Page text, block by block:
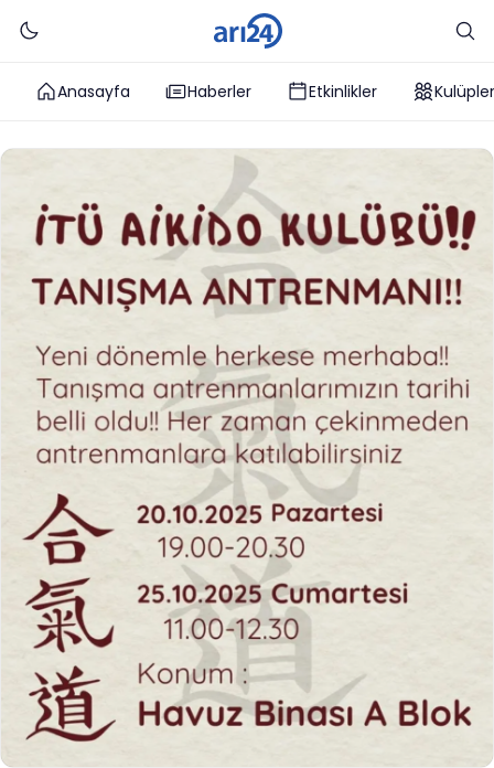
Anasayfa Haberler Etkinlikler Kulüpler